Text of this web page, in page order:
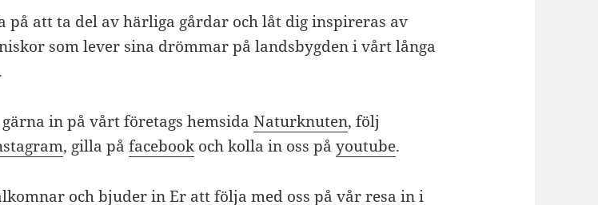
på att ta del av härliga gårdar och låt dig inspireras av
som lever sina drömmar på landsbygden i vårt långa
in på vårt företags hemsidaNaturknuten, följ
, gilla påfacebook och kolla in oss påyoutube.
och bjuder in Er att följa med oss på vår resa in i